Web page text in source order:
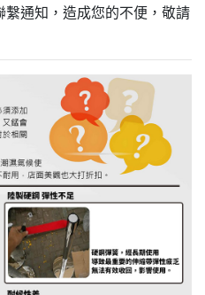
通知，造成您的不便，敬請